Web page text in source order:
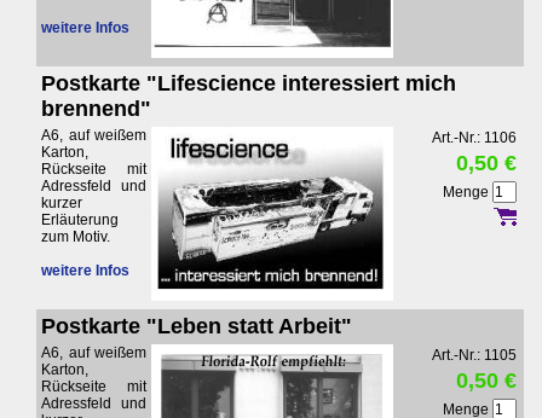
weitere Infos
Postkarte "Lifescience interessiert mich
brennend"
A6, auf weißem
Karton,
Rückseite mit
Adressfeld und
kurzer
Erläuterung
zum Motiv.
weitere Infos
Art.-Nr.: 1106
0,50 €
Menge
Postkarte "Leben statt Arbeit"
A6, auf weißem
Karton,
Rückseite mit
Adressfeld und
Art.-Nr.: 1105
0,50 €
Menge